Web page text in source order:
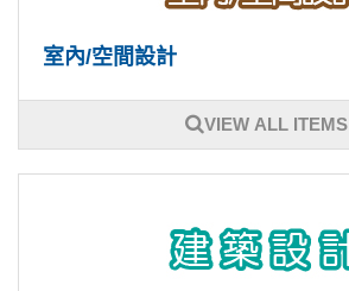
室內/空間設計
VIEW ALL ITEMS